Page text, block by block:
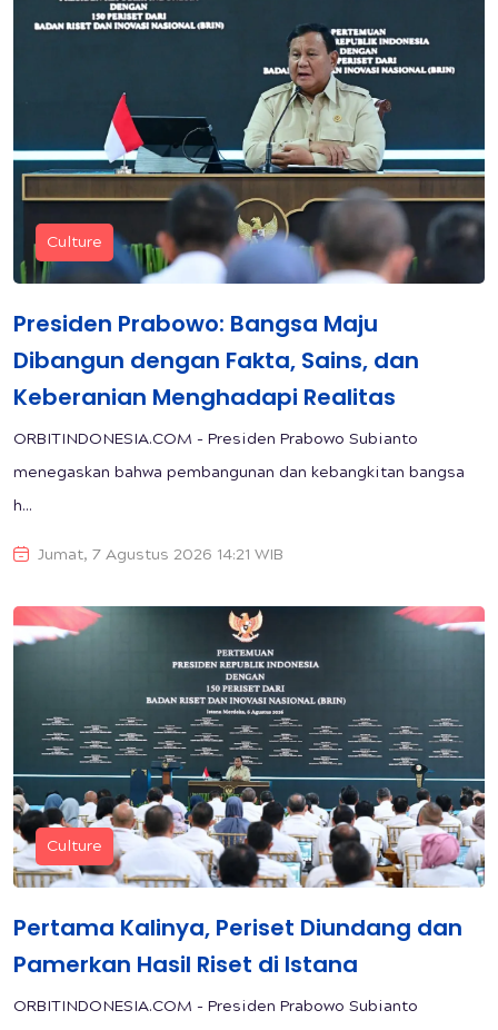
Culture
Presiden Prabowo: Bangsa Maju
Dibangun dengan Fakta, Sains, dan
Keberanian Menghadapi Realitas
ORBITINDONESIA.COM - Presiden Prabowo Subianto
menegaskan bahwa pembangunan dan kebangkitan bangsa
h...
Jumat, 7 Agustus 2026 14:21 WIB
Culture
Pertama Kalinya, Periset Diundang dan
Pamerkan Hasil Riset di Istana
ORBITINDONESIA.COM - Presiden Prabowo Subianto